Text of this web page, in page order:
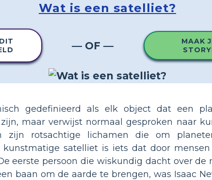
Wat is een satelliet?
— OF —
MAAK
gedefinieerd als elk object dat een
maar verwijst normaal gesproken naar
zijn rotsachtige lichamen die om
kunstmatige satelliet is iets dat door
eerste persoon die wiskundig dacht over de
baan om de aarde te brengen, was Isaac